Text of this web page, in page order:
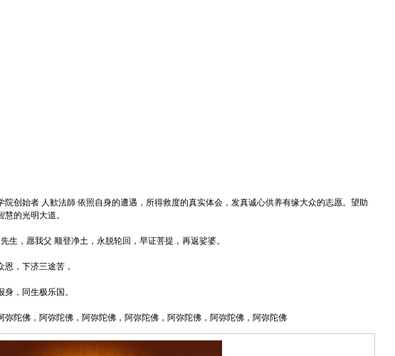
创始者 人歓法師 依照自身的遭遇，所得救度的真实体会，发真诚心供养有缘大众的志愿。望助
的光明大道。
生，愿我父 顺登净土，永脱轮回，早证菩提，再返娑婆。
，下济三途苦，
，同生极乐国。
陀佛，阿弥陀佛，阿弥陀佛，阿弥陀佛，阿弥陀佛，阿弥陀佛，阿弥陀佛